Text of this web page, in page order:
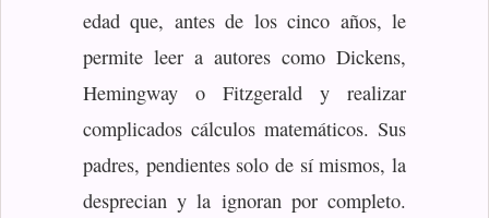
edad que, antes de los cinco años, le
permite leer a autores como Dickens,
Hemingway o Fitzgerald y realizar
complicados cálculos matemáticos. Sus
padres, pendientes solo de sí mismos, la
desprecian y la ignoran por completo.